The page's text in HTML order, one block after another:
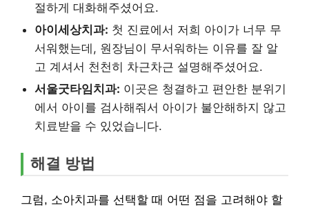
절하게 대화해주셨어요.
아이세상치과: 첫 진료에서 저희 아이가 너무 무
서워했는데, 원장님이 무서워하는 이유를 잘 알
고 계셔서 천천히 차근차근 설명해주셨어요.
서울굿타임치과: 이곳은 청결하고 편안한 분위기
에서 아이를 검사해줘서 아이가 불안해하지 않고
치료받을 수 있었습니다.
해결 방법
그럼, 소아치과를 선택할 때 어떤 점을 고려해야 할